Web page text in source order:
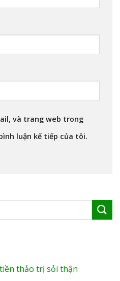
và trang web trong
luận kế tiếp của tôi.
thảo trị sỏi thận